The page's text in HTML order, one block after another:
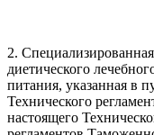
2.
диетического
питания, указанная в
Технического
настоящего